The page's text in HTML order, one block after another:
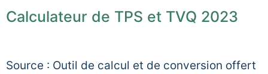
Calculateur de TPS et TVQ 2023
Source : Outil de calcul et de conversion offert